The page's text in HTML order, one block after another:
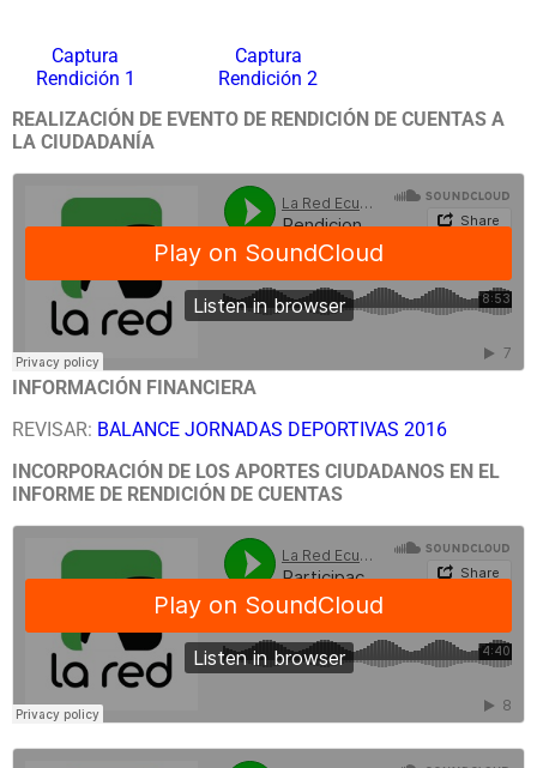
Captura
Rendición 1
Captura
Rendición 2
REALIZACIÓN DE EVENTO DE RENDICIÓN DE CUENTAS A
LA CIUDADANÍA
INFORMACIÓN FINANCIERA
REVISAR: BALANCE JORNADAS DEPORTIVAS 2016
INCORPORACIÓN DE LOS APORTES CIUDADANOS EN EL
INFORME DE RENDICIÓN DE CUENTAS